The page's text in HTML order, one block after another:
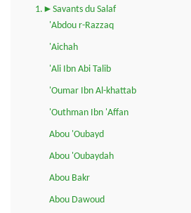
1.►Savants du Salaf
'Abdou r-Razzaq
'Aichah
'Ali Ibn Abi Talib
'Oumar Ibn Al-khattab
'Outhman Ibn 'Affan
Abou 'Oubayd
Abou 'Oubaydah
Abou Bakr
Abou Dawoud